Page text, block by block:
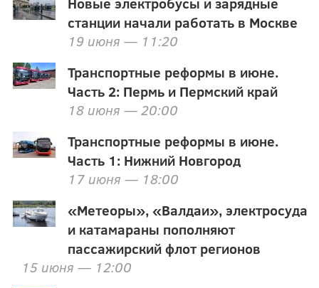
станции начали работать в Москве
19 июня — 11:20
Транспортные реформы в июне.
Часть 2: Пермь и Пермский край
18 июня — 20:00
Транспортные реформы в июне.
Часть 1: Нижний Новгород
17 июня — 18:00
«Метеоры», «Валдаи», электросуда
и катамараны пополняют
пассажирский флот регионов
15 июня — 12:00